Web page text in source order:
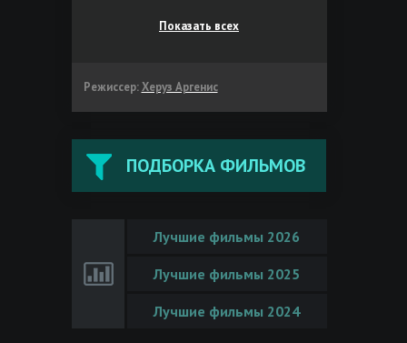
Показать всех
Режиссер: Херуз Аргенис
ПОДБОРКА ФИЛЬМОВ
Лучшие фильмы 2026
Лучшие фильмы 2025
Лучшие фильмы 2024